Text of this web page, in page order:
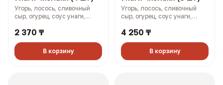
Угорь, лосось, сливочный
сыр, огурец, соус унаги,
2 370 ₸
В корзину
Угорь, лосось, сливочный
сыр, огурец, соус унаги,
4 250 ₸
В корзину